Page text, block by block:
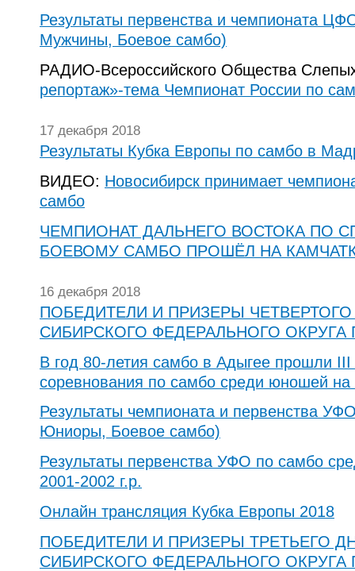
Результаты первенства и чемпионата
Мужчины, Боевое самбо)
РАДИО-Всероссийского Общества
репортаж»-тема Чемпионат России по
17 декабря 2018
Результаты Кубка Европы по самбо в
ВИДЕО: Новосибирск принимает
самбо
ЧЕМПИОНАТ ДАЛЬНЕГО ВОСТОКА ПО
БОЕВОМУ САМБО ПРОШЁЛ НА
16 декабря 2018
ПОБЕДИТЕЛИ И ПРИЗЕРЫ
СИБИРСКОГО ФЕДЕРАЛЬНОГО
В год 80-летия самбо в Адыгее прошли III
соревнования по самбо среди юношей
Результаты чемпионата и первенства
Юниоры, Боевое самбо)
Результаты первенства УФО по самбо
2001-2002 г.р.
Онлайн трансляция Кубка Европы 2018
ПОБЕДИТЕЛИ И ПРИЗЕРЫ ТРЕТЬЕГО
СИБИРСКОГО ФЕДЕРАЛЬНОГО